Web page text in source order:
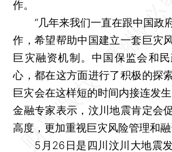
作。
“几年来我们一直在跟中国政
作，希望帮助中国建立一套巨灾
巨灾融资机制。中国保监会和
心，都在这方面进行了积极的探
巨灾会在这样短的时间内接连发
金融专家表示，汶川地震肯定会
高度，更加重视巨灾风险管理和融
5月26日是四川汶川大地震发